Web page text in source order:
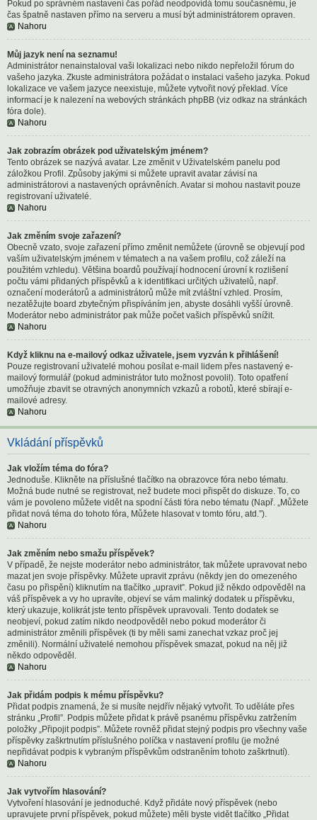
Pokud po správném nastavení čas pořád neodpovídá tomu současnému, je
čas špatně nastaven přímo na serveru a musí být administrátorem opraven.
Nahoru
Můj jazyk není na seznamu!
Administrátor nenainstaloval vaši lokalizaci nebo nikdo nepřeložil fórum do
vašeho jazyka. Zkuste administrátora požádat o instalaci vašeho jazyka. Pokud
lokalizace ve vašem jazyce neexistuje, můžete vytvořit nový překlad. Více
informací je k nalezení na webových stránkách phpBB (viz odkaz na stránkách
fóra dole).
Nahoru
Jak zobrazím obrázek pod uživatelským jménem?
Tento obrázek se nazývá avatar. Lze změnit v Uživatelském panelu pod
záložkou Profil. Způsoby jakými si můžete upravit avatar závisí na
administrátorovi a nastavených oprávněních. Avatar si mohou nastavit pouze
registrovaní uživatelé.
Nahoru
Jak změním svoje zařazení?
Obecně vzato, svoje zařazení přímo změnit nemůžete (úrovně se objevují pod
vaším uživatelským jménem v tématech a na vašem profilu, což záleží na
použitém vzhledu). Většina boardů používají hodnocení úrovní k rozlišení
počtu vámi přidaných příspěvků a k identifikaci určitých uživatelů, např.
označení moderátorů a administrátorů může mít zvláštní vzhled. Prosím,
nezatěžujte board zbytečným přispíváním jen, abyste dosáhli vyšší úrovně.
Moderátor nebo administrátor pak může počet vašich příspěvků snížit.
Nahoru
Když kliknu na e-mailový odkaz uživatele, jsem vyzván k přihlášení!
Pouze registrovaní uživatelé mohou posílat e-mail lidem přes nastavený e-
mailový formulář (pokud administrátor tuto možnost povolil). Toto opatření
umožňuje zbavit se otravných anonymních vzkazů a robotů, které sbírají e-
mailové adresy.
Nahoru
Vkládání příspěvků
Jak vložím téma do fóra?
Jednoduše. Klikněte na příslušné tlačítko na obrazovce fóra nebo tématu.
Možná bude nutné se registrovat, než budete moci přispět do diskuze. To, co
vám je povoleno můžete vidět na spodní části fóra nebo tématu (Např. „Můžete
přidat nová téma do tohoto fóra, Můžete hlasovat v tomto fóru, atd.”).
Nahoru
Jak změním nebo smažu příspěvek?
V případě, že nejste moderátor nebo administrátor, tak můžete upravovat nebo
mazat jen svoje příspěvky. Můžete upravit zprávu (někdy jen do omezeného
času po přispění) kliknutím na tlačítko „upravit”. Pokud již někdo odpověděl na
váš příspěvek a vy ho upravíte, objeví se vám malinký dodatek u příspěvku,
který ukazuje, kolikrát jste tento příspěvek upravovali. Tento dodatek se
neobjeví, pokud zatím nikdo neodpověděl nebo pokud moderátor či
administrátor změnili příspěvek (ti by měli sami zanechat vzkaz proč jej
změnili). Normální uživatelé nemohou příspěvek smazat, pokud na něj již
někdo odpověděl.
Nahoru
Jak přidám podpis k mému příspěvku?
Přidat podpis znamená, že si musíte nejdřív nějaký vytvořit. To uděláte přes
stránku „Profil”. Podpis můžete přidat k právě psanému příspěvku zatržením
položky „Připojit podpis”. Můžete rovněž přidat stejný podpis pro všechny vaše
příspěvky zaškrtnutím příslušného políčka v nastavení profilu (je možné
nepřidávat podpis k vybraným příspěvkům odstraněním tohoto zaškrtnutí).
Nahoru
Jak vytvořím hlasování?
Vytvoření hlasování je jednoduché. Když přidáte nový příspěvek (nebo
upravujete první příspěvek, pokud můžete) měli byste vidět tlačítko „Přidat